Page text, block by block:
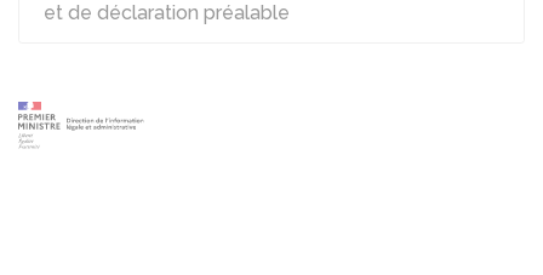
et de déclaration préalable